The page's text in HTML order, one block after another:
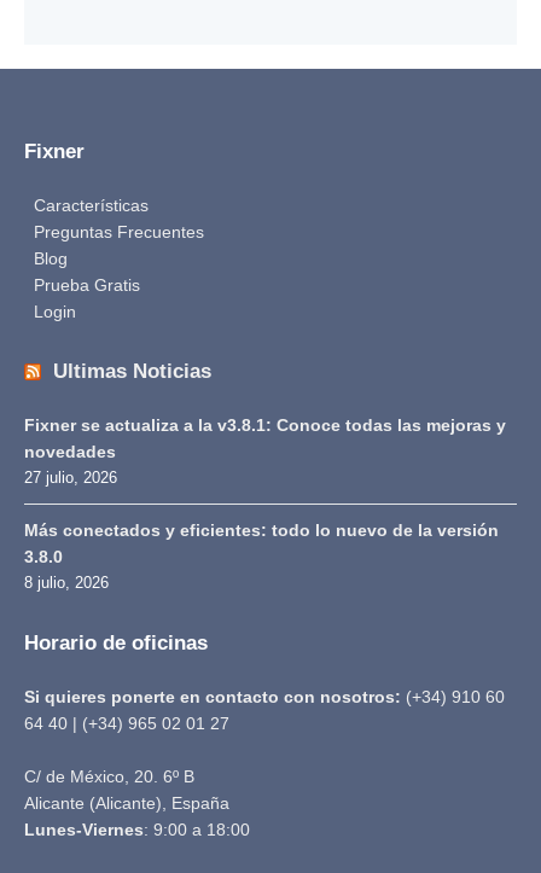
Fixner
Características
Preguntas Frecuentes
Blog
Prueba Gratis
Login
Ultimas Noticias
Fixner se actualiza a la v3.8.1: Conoce todas las mejoras y
novedades
27 julio, 2026
Más conectados y eficientes: todo lo nuevo de la versión
3.8.0
8 julio, 2026
Horario de oficinas
Si quieres ponerte en contacto con nosotros: (+34) 910 60
64 40 | (+34) 965 02 01 27
C/ de México, 20. 6º B
Alicante (Alicante), España
Lunes-Viernes: 9:00 a 18:00